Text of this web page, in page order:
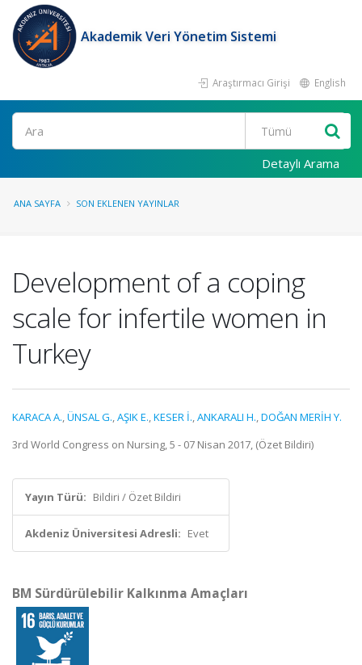
Akademik Veri Yönetim Sistemi
Araştırmacı Girişi English
Ara
Detaylı Arama
ANA SAYFA SON EKLENEN YAYINLAR
Development of a coping
scale for infertile women in
Turkey
KARACA A.,ÜNSAL G.,AŞIK E.,KESER İ.,ANKARALI H.,DOĞAN MERİH Y.
3rd World Congress on Nursing, 5 - 07 Nisan 2017, (Özet Bildiri)
Yayın Türü: Bildiri / Özet Bildiri
Akdeniz Üniversitesi Adresli: Evet
BM Sürdürülebilir Kalkınma Amaçları